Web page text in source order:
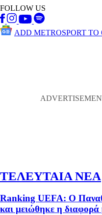
FOLLOW US
ADD METROSPORT TO
ΤΕΛΕΥΤΑΙΑ ΝΕΑ
Ranking UEFA: Ο
και μειώθηκε η